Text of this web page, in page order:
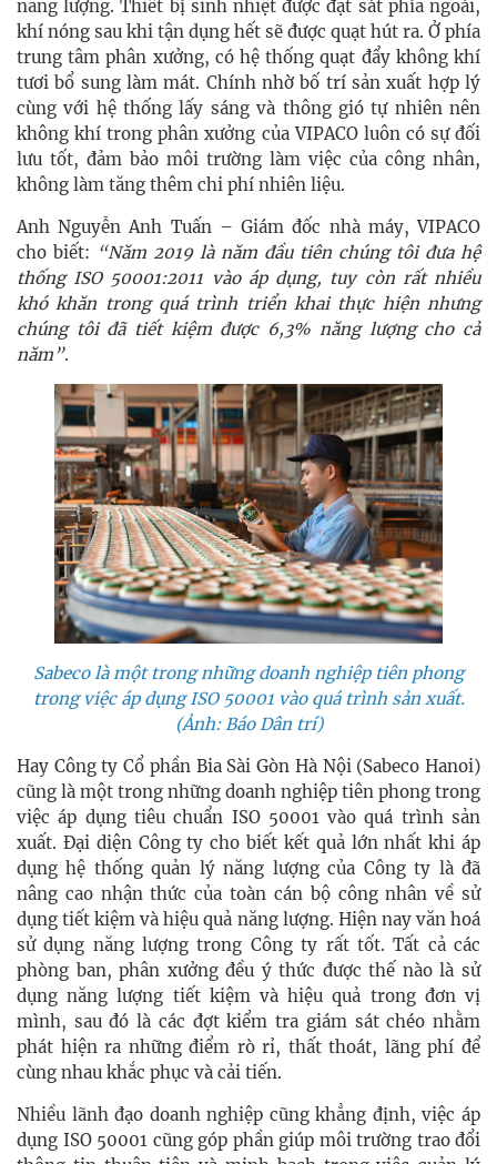
năng lượng. Thiết bị sinh nhiệt được đặt sát phía ngoài,
khí nóng sau khi tận dụng hết sẽ được quạt hút ra. Ở phía
trung tâm phân xưởng, có hệ thống quạt đẩy không khí
tươi bổ sung làm mát. Chính nhờ bố trí sản xuất hợp lý
cùng với hệ thống lấy sáng và thông gió tự nhiên nên
không khí trong phân xưởng của VIPACO luôn có sự đối
lưu tốt, đảm bảo môi trường làm việc của công nhân,
không làm tăng thêm chi phí nhiên liệu.
Anh Nguyễn Anh Tuấn – Giám đốc nhà máy, VIPACO
cho biết: “Năm 2019 là năm đầu tiên chúng tôi đưa hệ
thống ISO 50001:2011 vào áp dụng, tuy còn rất nhiều
khó khăn trong quá trình triển khai thực hiện nhưng
chúng tôi đã tiết kiệm được 6,3% năng lượng cho cả
năm”.
Sabeco là một trong những doanh nghiệp tiên phong
trong việc áp dụng ISO 50001 vào quá trình sản xuất.
(Ảnh: Báo Dân trí)
Hay Công ty Cổ phần Bia Sài Gòn Hà Nội (Sabeco Hanoi)
cũng là một trong những doanh nghiệp tiên phong trong
việc áp dụng tiêu chuẩn ISO 50001 vào quá trình sản
xuất. Đại diện Công ty cho biết kết quả lớn nhất khi áp
dụng hệ thống quản lý năng lượng của Công ty là đã
nâng cao nhận thức của toàn cán bộ công nhân về sử
dụng tiết kiệm và hiệu quả năng lượng. Hiện nay văn hoá
sử dụng năng lượng trong Công ty rất tốt. Tất cả các
phòng ban, phân xưởng đều ý thức được thế nào là sử
dụng năng lượng tiết kiệm và hiệu quả trong đơn vị
mình, sau đó là các đợt kiểm tra giám sát chéo nhằm
phát hiện ra những điểm rò rỉ, thất thoát, lãng phí để
cùng nhau khắc phục và cải tiến.
Nhiều lãnh đạo doanh nghiệp cũng khẳng định, việc áp
dụng ISO 50001 cũng góp phần giúp môi trường trao đổi